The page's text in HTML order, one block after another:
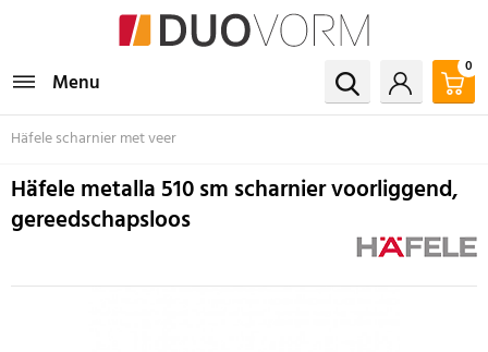
Menu
0
Häfele scharnier met veer
Häfele metalla 510 sm scharnier voorliggend,
gereedschapsloos